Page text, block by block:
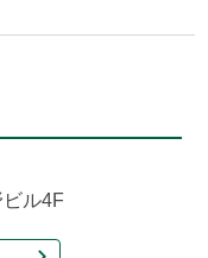
ル4F